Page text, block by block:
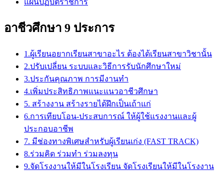
อาชีวศึกษา 9 ประการ
1.ผู้เรียนอยากเรียนสาขาอะไร ต้องได้เรียนสาขาวิชานั้น
2.ปรับเปลี่ยน ระบบและวิธีการรับนักศึกษาใหม่
3.ประกันคุณภาพ การมีงานทำ
4.เพิ่มประสิทธิภาพแนะแนวอาชีวศึกษา
5. สร้างงาน สร้างรายได้ฝึกเป็นเถ้าแก่
6.การเทียบโอน-ประสบการณ์ ให้ผู้ใช้แรงงานและผู้
ประกอบอาชีพ
7. มีช่องทางพิเศษสำหรับผู้เรียนเก่ง (FAST TRACK)
8.ร่วมคิด ร่วมทำ ร่วมลงทุน
9.จัดโรงงานให้มีในโรงเรียน จัดโรงเรียนให้มีในโรงงาน